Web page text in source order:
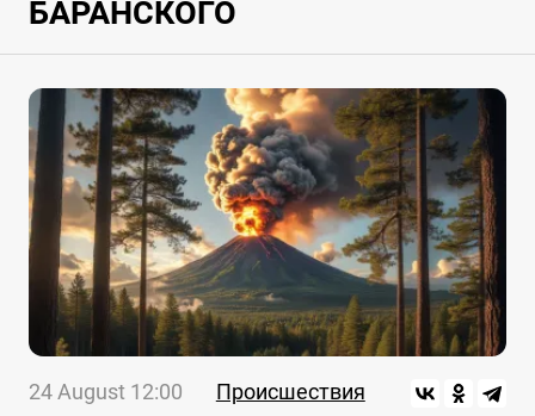
БАРАНСКОГО
24 August 12:00 Происшествия